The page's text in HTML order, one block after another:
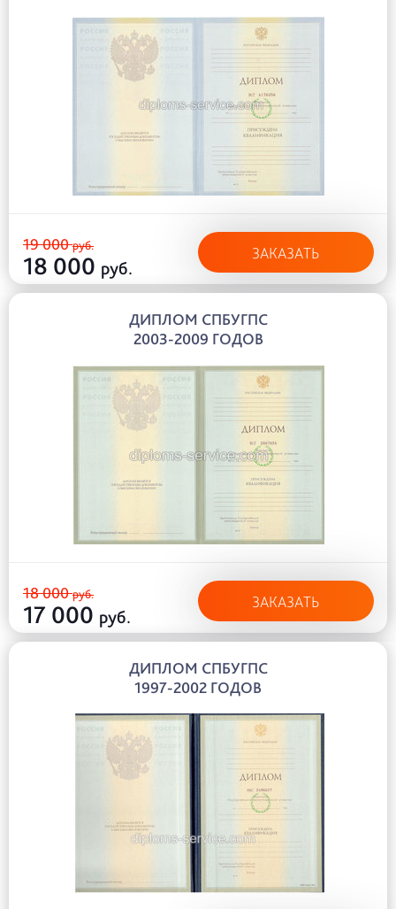
19 000руб.
18 000 руб.
ЗАКАЗАТЬ
ДИПЛОМ СПБУГПС
2003-2009 ГОДОВ
18 000руб.
17 000 руб.
ЗАКАЗАТЬ
ДИПЛОМ СПБУГПС
1997-2002 ГОДОВ